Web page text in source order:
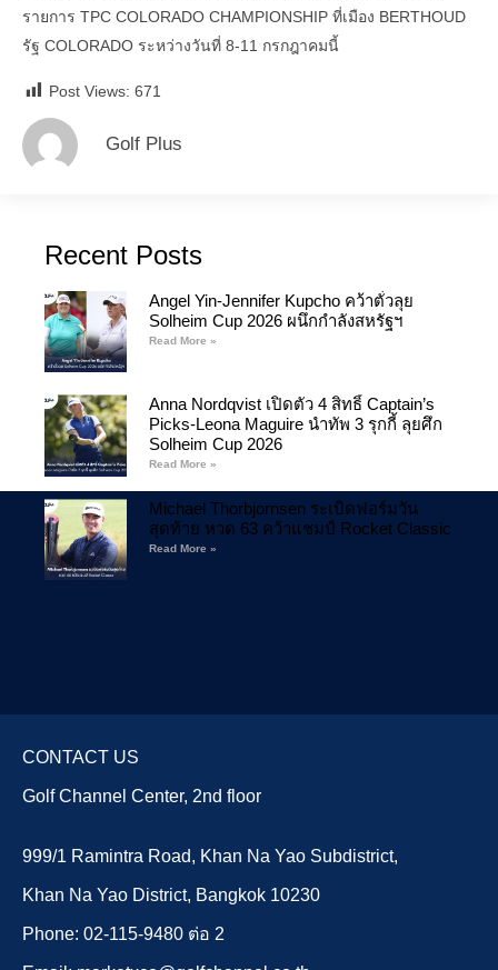
รายการ TPC COLORADO CHAMPIONSHIP ที่เมือง BERTHOUD
รัฐ COLORADO ระหว่างวันที่ 8-11 กรกฎาคมนี้
Post Views: 671
Golf Plus
Recent Posts
Angel Yin-Jennifer Kupcho คว้าตั๋วลุย
Solheim Cup 2026 ผนึกกำลังสหรัฐฯ
Read More »
Anna Nordqvist เปิดตัว 4 สิทธิ์ Captain’s
Picks-Leona Maguire นำทัพ 3 รุกกี้ ลุยศึก
Solheim Cup 2026
Read More »
Michael Thorbjornsen ระเบิดฟอร์มวัน
สุดท้าย หวด 63 คว้าแชมป์ Rocket Classic
Read More »
CONTACT US
Golf Channel Center, 2nd floor
999/1 Ramintra Road, Khan Na Yao Subdistrict,
Khan Na Yao District, Bangkok 10230
Phone: 02-115-9480 ต่อ 2